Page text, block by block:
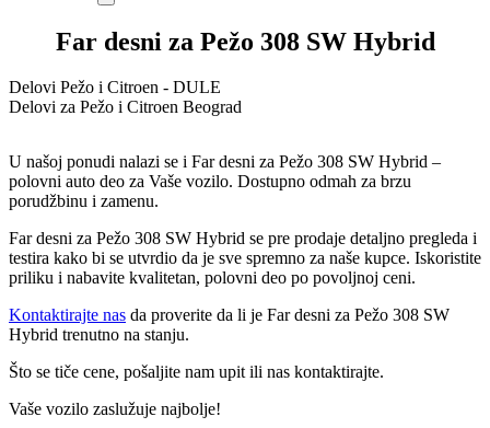
Far desni za Pežo 308 SW Hybrid
Delovi Pežo i Citroen - DULE
Delovi za Pežo i Citroen Beograd
U našoj ponudi nalazi se i Far desni za Pežo 308 SW Hybrid –
polovni auto deo za Vaše vozilo. Dostupno odmah za brzu
porudžbinu i zamenu.
Far desni za Pežo 308 SW Hybrid se pre prodaje detaljno pregleda i
testira kako bi se utvrdio da je sve spremno za naše kupce. Iskoristite
priliku i nabavite kvalitetan, polovni deo po povoljnoj ceni.
Kontaktirajte nas da proverite da li je Far desni za Pežo 308 SW
Hybrid trenutno na stanju.
Što se tiče cene, pošaljite nam upit ili nas kontaktirajte.
Vaše vozilo zaslužuje najbolje!